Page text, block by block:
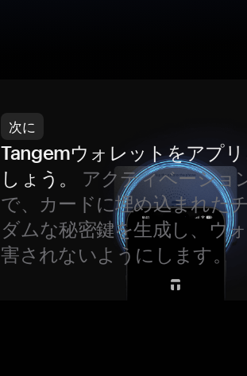
次に
Tangemウォレットをアプリ
しょう。
アクティベーショ
で、カードに埋め込まれた
ダムな秘密鍵を生成し、ウ
害されないようにします。